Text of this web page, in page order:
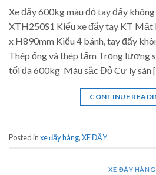
Xe đẩy 600kg màu đỏ tay đẩy
XTH250S1 Kiểu xe đẩy tay KT Mặt
x H890mm Kiểu 4 bánh, tay đẩy
Thép ống và thép tấm Trọng lượng
tối đa 600kg Màu sắc Đỏ Cự ly sàn
CONTINUE
Posted inxe đẩy hàng,XE ĐẨY
XE ĐẨY HÀNG